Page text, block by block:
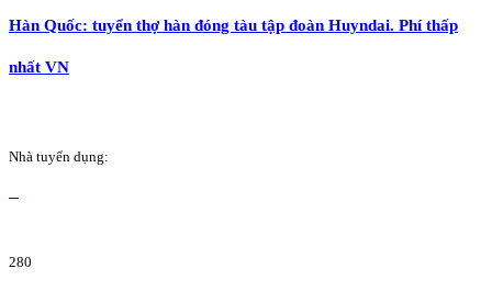
Hàn Quốc: tuyển thợ hàn đóng tàu tập đoàn Huyndai. Phí thấp
nhất VN
Nhà tuyển dụng:
280